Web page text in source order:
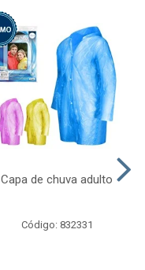
Capa de chuva adulto
Código: 832331